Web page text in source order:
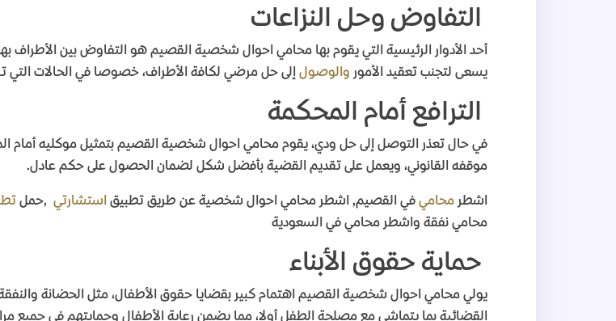
التفاوض وحل النزاعات
أحد الأدوار الرئيسية التي يقوم بها محامي احوال شخصية القصيم هو التفاوض بين الأطراف
يسعى لتجنب تعقيد الأمور والوصول إلى حل مرضي لكافة الأطراف، خصوصا في الحالات التي
الترافع أمام المحكمة
في حال تعذر التوصل إلى حل ودي، يقوم محامي احوال شخصية القصيم بتمثيل موكليه أمام
موقفه القانوني، ويعمل على تقديم القضية بأفضل شكل لضمان الحصول على حكم عادل.
اشطر محامي في القصيم, اشطر محامي احوال شخصية عن طريق تطبيق استشارتي ,حمل
محامي نفقة واشطر محامي في السعودية
حماية حقوق الأبناء
يولي محامي احوال شخصية القصيم اهتمام كبير بقضايا حقوق الأطفال، مثل الحضانة والنفقة
القضائية بما يتماشى مع مصلحة الطفل أولا، مما يضمن رعاية الأطفال وحمايتهم في جميع